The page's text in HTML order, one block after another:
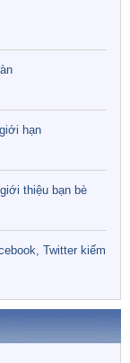
hạn
thiệu bạn bè
Twitter kiếm